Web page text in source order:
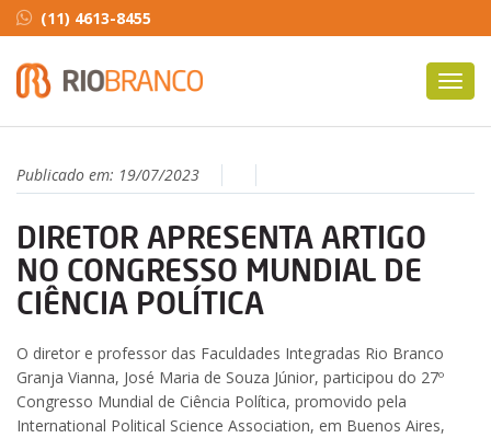
(11) 4613-8455
Publicado em: 19/07/2023
DIRETOR APRESENTA ARTIGO
NO CONGRESSO MUNDIAL DE
CIÊNCIA POLÍTICA
O diretor e professor das Faculdades Integradas Rio Branco
Granja Vianna, José Maria de Souza Júnior, participou do 27º
Congresso Mundial de Ciência Política, promovido pela
International Political Science Association, em Buenos Aires,